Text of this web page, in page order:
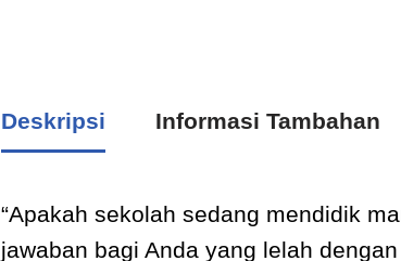
Deskripsi Informasi Tambahan
“Apakah sekolah sedang mendidik
jawaban bagi Anda yang lelah